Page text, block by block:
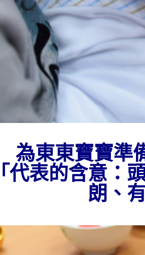
為東東寶寶準
「代表的含意：
朗、